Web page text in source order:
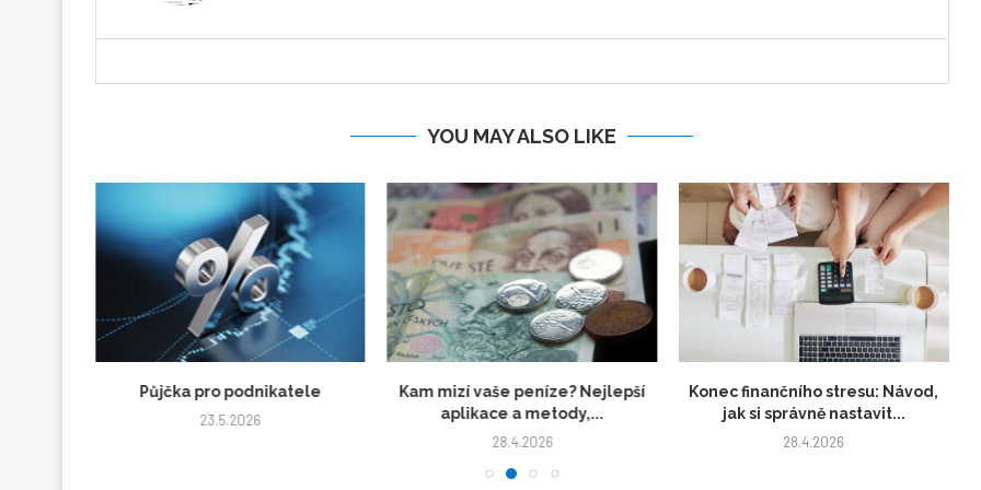
YOU MAY ALSO LIKE
Půjčka pro podnikatele
23.5.2026
Kam mizí vaše peníze? Nejlepší
aplikace a metody,...
28.4.2026
Konec finančního stresu: Návod,
jak si správně nastavit...
28.4.2026